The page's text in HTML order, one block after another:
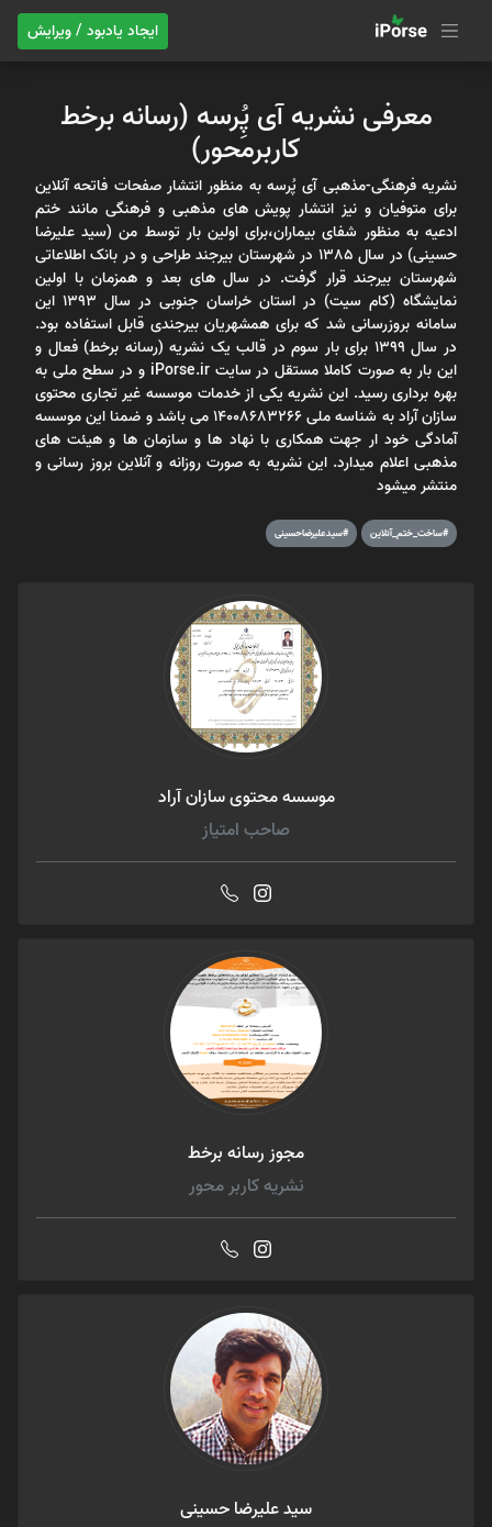
ایجاد یادبود / ویرایش
معرفی نشریه آی پُِرسه (رسانه برخط
کاربرمحور)
نشریه فرهنگی-مذهبی آی پُرسه به منظور انتشار صفحات فاتحه آنلاین
برای متوفیان و نیز انتشار پویش های مذهبی و فرهنگی مانند ختم
ادعیه به منظور شفای بیماران،برای اولین بار توسط من (سید علیرضا
حسینی) در سال 1385 در شهرستان بیرجند طراحی و در بانک اطلاعاتی
شهرستان بیرجند قرار گرفت. در سال های بعد و همزمان با اولین
نمایشگاه (کام سیت) در استان خراسان جنوبی در سال 1393 این
سامانه بروزرسانی شد که برای همشهریان بیرجندی قابل استفاده بود.
در سال 1399 برای بار سوم در قالب یک نشریه (رسانه برخط) فعال و
این بار به صورت کاملا مستقل در سایت iPorse.ir و در سطح ملی به
بهره برداری رسید. این نشریه یکی از خدمات موسسه غیر تجاری محتوی
سازان آراد به شناسه ملی 14008683266 می باشد و ضمنا این موسسه
آمادگی خود ار جهت همکاری با نهاد ها و سازمان ها و هیئت های
مذهبی اعلام میدارد. این نشریه به صورت روزانه و آنلاین بروز رسانی و
منتشر میشود
#ساخت_ختم_آنلاین #سیدعلیرضاحسینی
موسسه محتوی سازان آراد
صاحب امتیاز
مجوز رسانه برخط
نشریه کاربر محور
سید علیرضا حسینی